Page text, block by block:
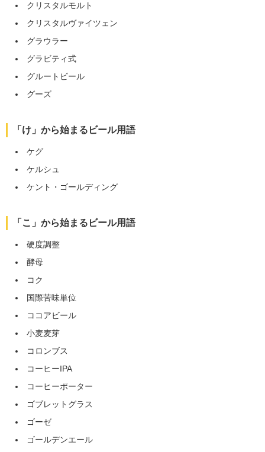
クリスタルモルト
クリスタルヴァイツェン
グラウラー
グラビティ式
グルートビール
グーズ
「け」から始まるビール用語
ケグ
ケルシュ
ケント・ゴールディング
「こ」から始まるビール用語
硬度調整
酵母
コク
国際苦味単位
ココアビール
小麦麦芽
コロンブス
コーヒーIPA
コーヒーポーター
ゴブレットグラス
ゴーゼ
ゴールデンエール